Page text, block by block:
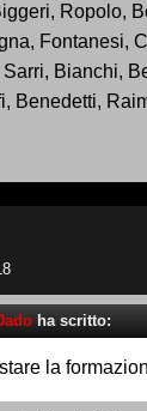
Ropolo,
Fontanesi,
Bianchi,
Benedetti,
ha scritto:
la